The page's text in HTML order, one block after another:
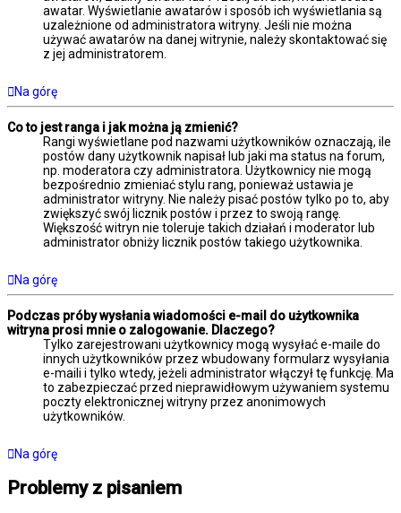
awatar. Wyświetlanie awatarów i sposób ich wyświetlania są
uzależnione od administratora witryny. Jeśli nie można
używać awatarów na danej witrynie, należy skontaktować się
z jej administratorem.
Na górę
Co to jest ranga i jak można ją zmienić?
Rangi wyświetlane pod nazwami użytkowników oznaczają, ile
postów dany użytkownik napisał lub jaki ma status na forum,
np. moderatora czy administratora. Użytkownicy nie mogą
bezpośrednio zmieniać stylu rang, ponieważ ustawia je
administrator witryny. Nie należy pisać postów tylko po to, aby
zwiększyć swój licznik postów i przez to swoją rangę.
Większość witryn nie toleruje takich działań i moderator lub
administrator obniży licznik postów takiego użytkownika.
Na górę
Podczas próby wysłania wiadomości e-mail do użytkownika
witryna prosi mnie o zalogowanie. Dlaczego?
Tylko zarejestrowani użytkownicy mogą wysyłać e-maile do
innych użytkowników przez wbudowany formularz wysyłania
e-maili i tylko wtedy, jeżeli administrator włączył tę funkcję. Ma
to zabezpieczać przed nieprawidłowym używaniem systemu
poczty elektronicznej witryny przez anonimowych
użytkowników.
Na górę
Problemy z pisaniem